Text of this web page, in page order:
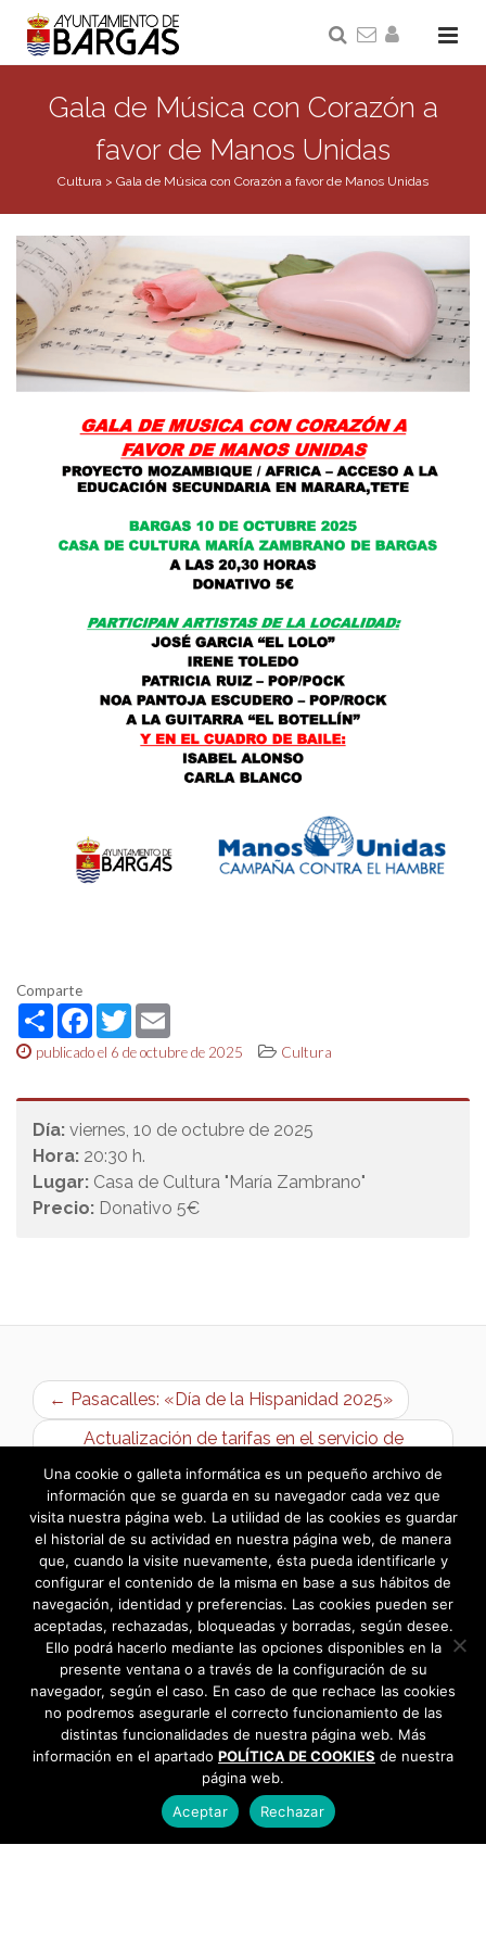
Gala de Música con Corazón a
favor de Manos Unidas
Cultura > Gala de Música con Corazón a favor de Manos Unidas
Comparte
ShareFacebook
Twitter
publicado el 6 de octubre de 2025 Cultura
Día: viernes, 10 de octubre de 2025
Hora: 20:30 h.
Lugar: Casa de Cultura "María Zambrano"
Precio: Donativo 5€
← Pasacalles: «Día de la Hispanidad 2025»
Actualización de tarifas en el servicio de
transporte urbano →
Una cookie o galleta informática es un pequeño archivo de
información que se guarda en su navegador cada vez que
visita nuestra página web. La utilidad de las cookies es guardar
el historial de su actividad en nuestra página web, de manera
que, cuando la visite nuevamente, ésta pueda identificarle y
configurar el contenido de la misma en base a sus hábitos de
navegación, identidad y preferencias. Las cookies pueden ser
aceptadas, rechazadas, bloqueadas y borradas, según desee.
Ello podrá hacerlo mediante las opciones disponibles en la
presente ventana o a través de la configuración de su
navegador, según el caso. En caso de que rechace las cookies
no podremos asegurarle el correcto funcionamiento de las
distintas funcionalidades de nuestra página web. Más
información en el apartado POLÍTICA DE COOKIES de nuestra
página web.
Aceptar
Rechazar